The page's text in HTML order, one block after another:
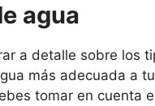
agua
a detalle sobre los
más adecuada a tu
tomar en cuenta